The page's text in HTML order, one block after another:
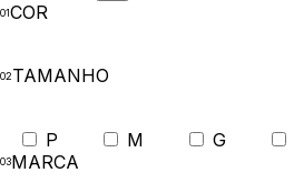
COR
TAMANHO
P M G
MARCA